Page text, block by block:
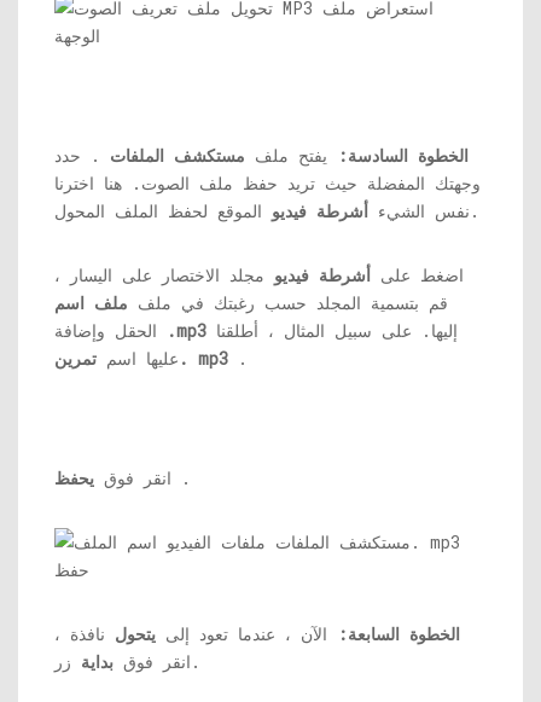
الخطوة السادسة: يفتح ملف مستكشف الملفات . حدد
وجهتك المفضلة حيث تريد حفظ ملف الصوت. هنا اخترنا
نفس الشيء أشرطة فيديو الموقع لحفظ الملف المحول.
اضغط على أشرطة فيديو مجلد الاختصار على اليسار ،
قم بتسمية المجلد حسب رغبتك في ملف ملف اسم
.mp3
عليها اسم تمرين. mp3 .
انقر فوق يحفظ .
الخطوة السابعة: الآن ، عندما تعود إلى يتحول نافذة ،
انقر فوق بداية زر.